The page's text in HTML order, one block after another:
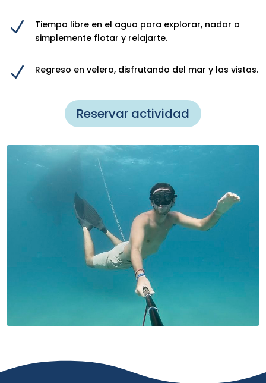
N
Tiempo libre en el agua para explorar, nadar o
simplemente flotar y relajarte.
N Regreso en velero, disfrutando del mar y las vistas.
Reservar actividad